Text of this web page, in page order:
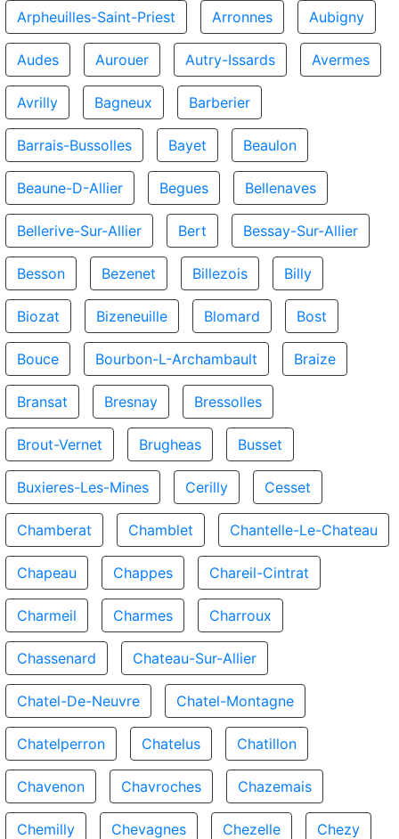
Arpheuilles-Saint-Priest Arronnes Aubigny
Audes Aurouer Autry-Issards Avermes
Avrilly Bagneux Barberier
Barrais-Bussolles Bayet Beaulon
Beaune-D-Allier Begues Bellenaves
Bellerive-Sur-Allier Bert Bessay-Sur-Allier
Besson Bezenet Billezois Billy
Biozat Bizeneuille Blomard Bost
Bouce Bourbon-L-Archambault Braize
Bransat Bresnay Bressolles
Brout-Vernet Brugheas Busset
Buxieres-Les-Mines Cerilly Cesset
Chamberat Chamblet Chantelle-Le-Chateau
Chapeau Chappes Chareil-Cintrat
Charmeil Charmes Charroux
Chassenard Chateau-Sur-Allier
Chatel-De-Neuvre Chatel-Montagne
Chatelperron Chatelus Chatillon
Chavenon Chavroches Chazemais
Chemilly Chevagnes Chezelle Chezy